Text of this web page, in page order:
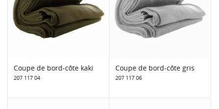
Coupe de bord-côte kaki
207 117 04
Coupe de bord-côte gris
207 117 06